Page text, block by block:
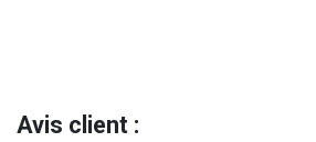
Avis client :